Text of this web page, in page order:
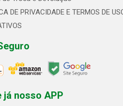
DE PRIVACIDADE E TERMOS DE
já nosso APP